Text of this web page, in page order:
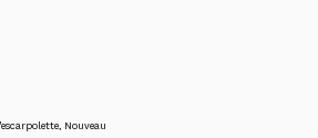
, Nouveau